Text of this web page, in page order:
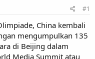
#1
China kembali
mengumpulkan 135
di Beijing dalam
Media Summit atau